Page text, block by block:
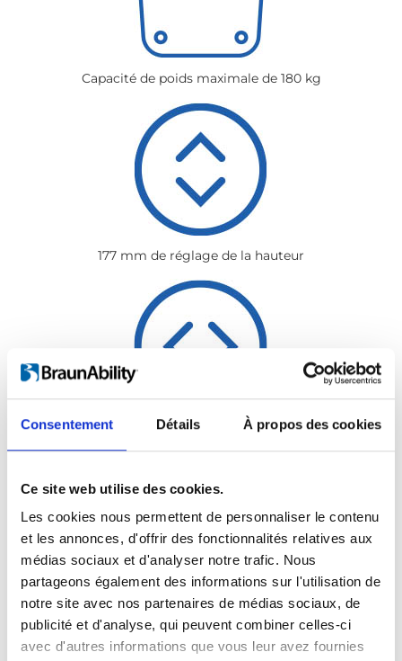
Consentement Détails À propos des cookies
Ce site web utilise des cookies.
Les cookies nous permettent de personnaliser le contenu
et les annonces, d'offrir des fonctionnalités relatives aux
médias sociaux et d'analyser notre trafic. Nous
partageons également des informations sur l'utilisation de
notre site avec nos partenaires de médias sociaux, de
publicité et d'analyse, qui peuvent combiner celles-ci
avec d'autres informations que vous leur avez fournies
Capacité de poids maximale de 180 kg
177 mm de réglage de la hauteur
704 mm de réglage longitudinal